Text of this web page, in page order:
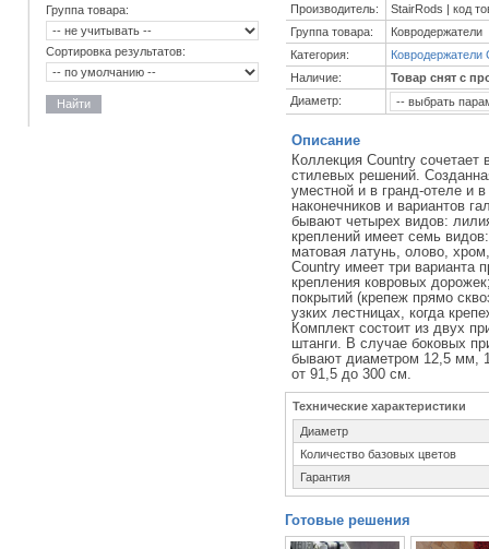
Группа товара:
Сортировка результатов:
Найти
Производитель:
StairRods | код
Группа товара:
Ковродержатели
Категория:
Ковродержатели
Наличие:
Товар снят с
Диаметр:
Описание
Коллекция Country сочетает
стилевых решений.
уместной и в гранд-отеле и
наконечников и вариантов
бывают четырех видов:
креплений имеет семь
матовая латунь, олово,
Country имеет три варианта
крепления ковровых
покрытий (крепеж прямо
узких лестницах, когда
Комплект состоит из двух
штанги. В случае боковых
бывают диаметром 12,5 мм,
от 91,5 до 300 см.
Технические характеристики
Диаметр
Количество базовых цветов
Гарантия
Готовые решения